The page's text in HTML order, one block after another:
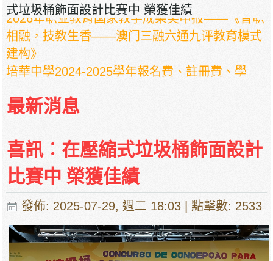
式垃圾桶飾面設計比賽中 榮獲佳績
2026年职业教育国家教学成果奖申报——《普职
相融，技教生香——澳门三融六通九评教育模式
建构》
培華中學2024-2025學年報名費、註冊費、學
項目
培華中學收費項目一覽表
停課通知
最新消息
喜訊︰在壓縮式垃圾桶飾面設計
比賽中 榮獲佳績
發佈: 2025-07-29, 週二 18:03 | 點擊數: 2533